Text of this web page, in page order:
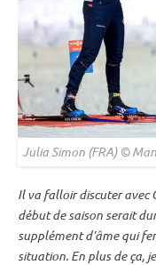
Julia Simon (FRA) ©
Il va falloir discuter avec
début de saison serait
supplément d’âme qui
situation. En plus de ça,